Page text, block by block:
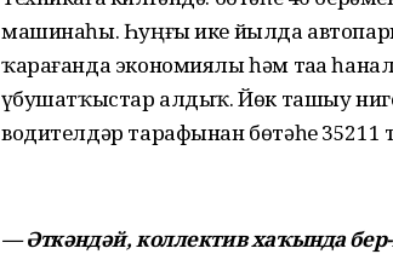
машинаһы. Һуңғы ике йылда
ҡарағанда экономиялы һәм таҙа
үҙбушатҡыстар алдыҡ. Йөк ташыу
водителдәр тарафынан бөтәһе
— Әткәндәй, коллектив хаҡында